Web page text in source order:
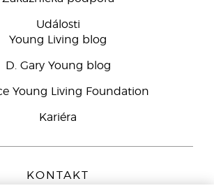
Události
Young Living blog
D. Gary Young blog
Young Living Foundation
Kariéra
KONTAKT